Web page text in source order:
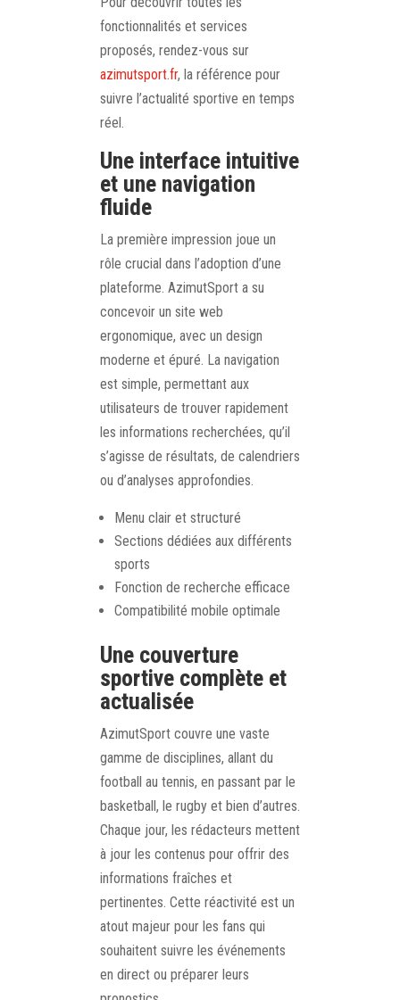
fonctionnalités et services
proposés, rendez-vous sur
azimutsport.fr, la référence pour
suivre l’actualité sportive en temps
réel.
Une interface intuitive
et une navigation
fluide
La première impression joue un
rôle crucial dans l’adoption d’une
plateforme. AzimutSport a su
concevoir un site web
ergonomique, avec un design
moderne et épuré. La navigation
est simple, permettant aux
utilisateurs de trouver rapidement
les informations recherchées, qu’il
s’agisse de résultats, de calendriers
ou d’analyses approfondies.
Menu clair et structuré
Sections dédiées aux différents
sports
Fonction de recherche efficace
Compatibilité mobile optimale
Une couverture
sportive complète et
actualisée
AzimutSport couvre une vaste
gamme de disciplines, allant du
football au tennis, en passant par le
basketball, le rugby et bien d’autres.
Chaque jour, les rédacteurs mettent
à jour les contenus pour offrir des
informations fraîches et
pertinentes. Cette réactivité est un
atout majeur pour les fans qui
souhaitent suivre les événements
en direct ou préparer leurs